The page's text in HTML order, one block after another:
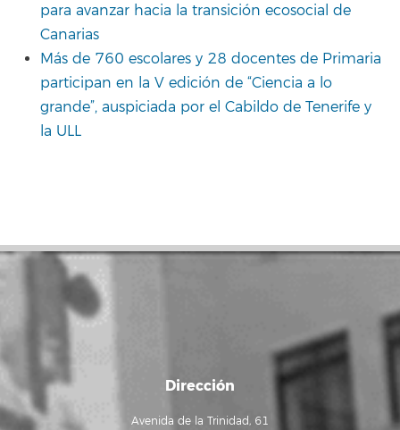
para avanzar hacia la transición ecosocial de
Canarias
Más de 760 escolares y 28 docentes de Primaria
participan en la V edición de “Ciencia a lo
grande”, auspiciada por el Cabildo de Tenerife y
la ULL
Dirección
Avenida de la Trinidad, 61